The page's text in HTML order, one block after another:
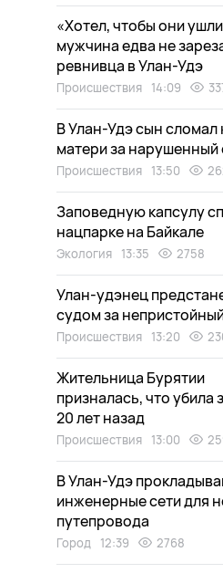
«Хотел, чтобы они
мужчина едва не
ревнивца в Улан-Удэ
Происшествия 14:09
В Улан-Удэ сын сломал
матери за нарушенный
Происшествия 13:50
Заповедную капсулу
нацпарке на Байкале
Экология 13:35 2758
Улан-удэнец
судом за
Происшествия 13:20
Жительница Бурятии
призналась, что убила
20 лет назад
Происшествия 13:00
В Улан-Удэ
инженерные сети для
путепровода
Город 12:39 2768